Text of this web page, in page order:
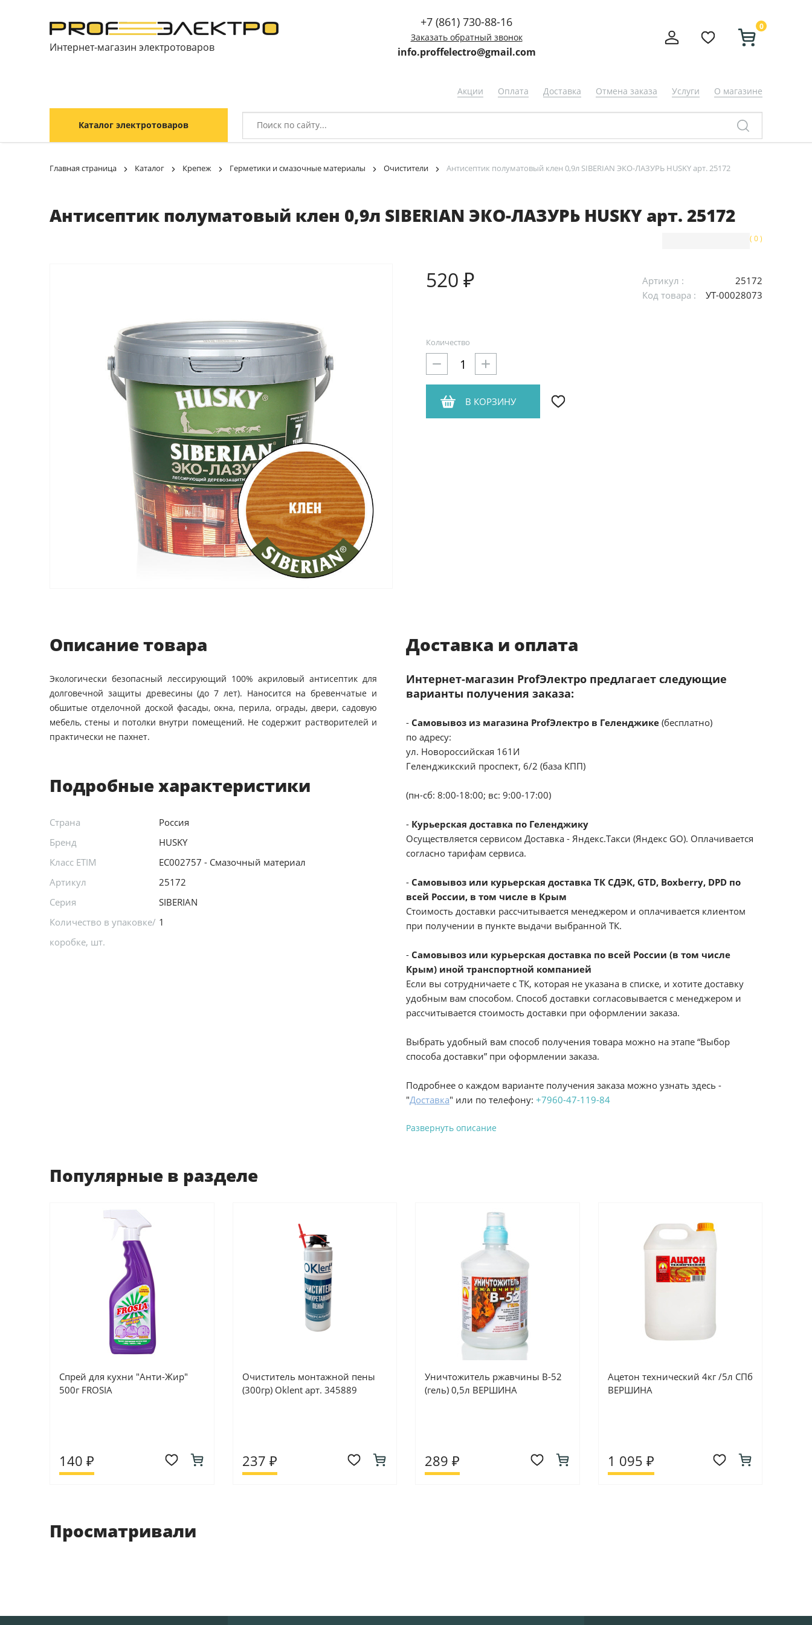
Интернет-магазин электротоваров
+7 (861) 730-88-16
Заказать обратный звонок
info.proffelectro@gmail.com
0
Акции Оплата Доставка Отмена заказа Услуги О магазине
Каталог электротоваров
Главная страница Каталог Крепеж Герметики и смазочные материалы Очистители Антисептик полуматовый клен 0,9л SIBERIAN ЭКО-ЛАЗУРЬ HUSKY арт. 25172
Антисептик полуматовый клен 0,9л SIBERIAN ЭКО-ЛАЗУРЬ HUSKY арт. 25172
( 0 )
520 ₽ Артикул :
25172
Код товара :
УТ-00028073
Количество
В КОРЗИНУ
Описание товара
Экологически безопасный лессирующий 100% акриловый антисептик для
долговечной защиты древесины (до 7 лет). Наносится на бревенчатые и
обшитые отделочной доской фасады, окна, перила, ограды, двери, садовую
мебель, стены и потолки внутри помещений. Не содержит растворителей и
практически не пахнет.
Подробные характеристики
Страна
Россия
Бренд
HUSKY
Класс ETIM
EC002757 - Смазочный материал
Артикул
25172
Серия
SIBERIAN
Количество в упаковке/
коробке, шт.
1
Доставка и оплата
Интернет-магазин ProfЭлектро предлагает следующие
варианты получения заказа:
- Самовывоз из магазина ProfЭлектро в Геленджике (бесплатно)
по адресу:
ул. Новороссийская 161И
Геленджикский проспект, 6/2 (база КПП)
(пн-сб: 8:00-18:00; вс: 9:00-17:00)
- Курьерская доставка по Геленджику
Осуществляется сервисом Доставка - Яндекс.Такси (Яндекс GO). Оплачивается
согласно тарифам сервиса.
- Самовывоз или курьерская доставка ТК СДЭК, GTD, Boxberry, DPD по
всей России, в том числе в Крым
Стоимость доставки рассчитывается менеджером и оплачивается клиентом
при получении в пункте выдачи выбранной ТК.
- Самовывоз или курьерская доставка по всей России (в том числе
Крым) иной транспортной компанией
Если вы сотрудничаете с ТК, которая не указана в списке, и хотите доставку
удобным вам способом. Способ доставки согласовывается с менеджером и
рассчитывается стоимость доставки при оформлении заказа.
Выбрать удобный вам способ получения товара можно на этапе “Выбор
способа доставки” при оформлении заказа.
Подробнее о каждом варианте получения заказа можно узнать здесь -
"Доставка" или по телефону: +7960-47-119-84
Банковской картой или наличными при получении в магазинах
ProffЭлектро по адресу Геленджикский проспект, 6/2 (база КПП)или по
адресу ул. Новороссийская 161И.
Для юридических лиц: переводом на расчетный счет при онлайн
оплате заказа на сайте.
Подробнее о способах оплаты можно узнать здесь - "Оплата"
Развернуть описание
Популярные в разделе
Спрей для кухни "Анти-Жир"
500г FROSIA
140 ₽
Очиститель монтажной пены
(300гр) Oklent арт. 345889
237 ₽
Уничтожитель ржавчины В-52
(гель) 0,5л ВЕРШИНА
289 ₽
Ацетон технический 4кг /5л СПб
ВЕРШИНА
1 095 ₽
Просматривали